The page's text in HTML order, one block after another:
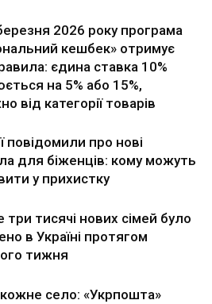
2026 року програма
кешбек» отримує
єдина ставка 10%
на 5% або 15%,
від категорії товарів
повідомили про нові
для біженців: кому можуть
у прихистку
тисячі нових сімей було
в Україні протягом
тижня
кожне село: «Укрпошта»